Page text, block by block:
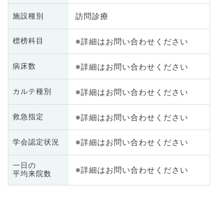
施設種別 訪問診療
標榜科目 ※詳細はお問い合わせください
病床数 ※詳細はお問い合わせください
カルテ種別 ※詳細はお問い合わせください
救急指定 ※詳細はお問い合わせください
学会認定状況 ※詳細はお問い合わせください
一日の
平均来院数
※詳細はお問い合わせください